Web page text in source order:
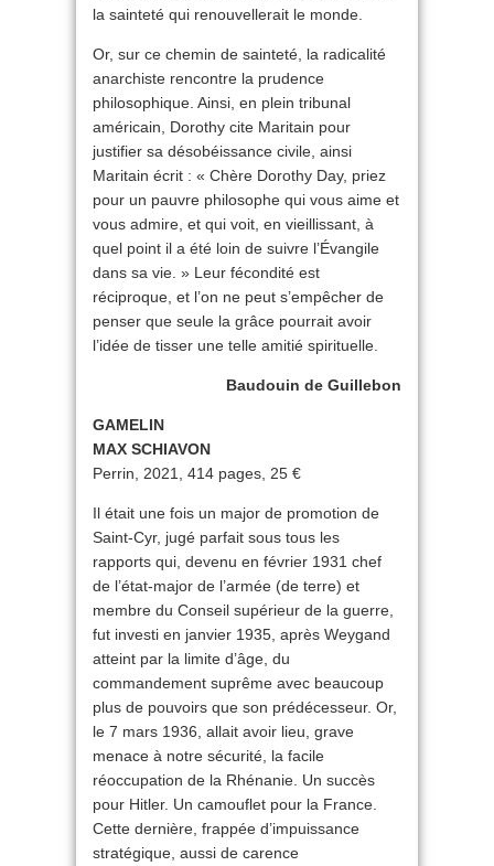
la sainteté qui renouvellerait le monde.
Or, sur ce chemin de sainteté, la radicalité
anarchiste rencontre la prudence
philosophique. Ainsi, en plein tribunal
américain, Dorothy cite Maritain pour
justifier sa désobéissance civile, ainsi
Maritain écrit : « Chère Dorothy Day, priez
pour un pauvre philosophe qui vous aime et
vous admire, et qui voit, en vieillissant, à
quel point il a été loin de suivre l’Évangile
dans sa vie. » Leur fécondité est
réciproque, et l’on ne peut s’empêcher de
penser que seule la grâce pourrait avoir
l’idée de tisser une telle amitié spirituelle.
Baudouin de Guillebon
GAMELIN
MAX SCHIAVON
Perrin, 2021, 414 pages, 25 €
Il était une fois un major de promotion de
Saint-Cyr, jugé parfait sous tous les
rapports qui, devenu en février 1931 chef
de l’état-major de l’armée (de terre) et
membre du Conseil supérieur de la guerre,
fut investi en janvier 1935, après Weygand
atteint par la limite d’âge, du
commandement suprême avec beaucoup
plus de pouvoirs que son prédécesseur. Or,
le 7 mars 1936, allait avoir lieu, grave
menace à notre sécurité, la facile
réoccupation de la Rhénanie. Un succès
pour Hitler. Un camouflet pour la France.
Cette dernière, frappée d’impuissance
stratégique, aussi de carence